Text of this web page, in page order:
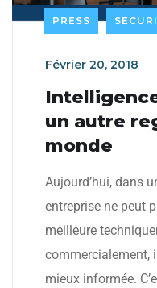
PRESS
Février 20, 2018
un autre
monde
Aujourd’hui, dans
entreprise ne peut
meilleure
commercialement,
mieux informée.